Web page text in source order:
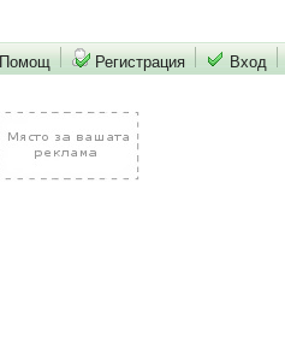
Помощ Регистрация Вход